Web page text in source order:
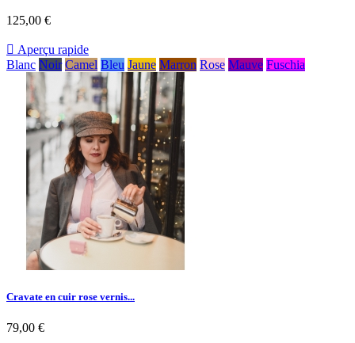
125,00 €
 Aperçu rapide
Blanc Noir Camel Bleu Jaune Marron Rose Mauve Fuschia
Cravate en cuir rose vernis...
79,00 €